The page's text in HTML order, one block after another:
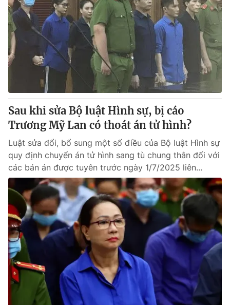
Sau khi sửa Bộ luật Hình sự, bị cáo
Trương Mỹ Lan có thoát án tử hình?
Luật sửa đổi, bổ sung một số điều của Bộ luật Hình sự
quy định chuyển án tử hình sang tù chung thân đối với
các bản án được tuyên trước ngày 1/7/2025 liên...